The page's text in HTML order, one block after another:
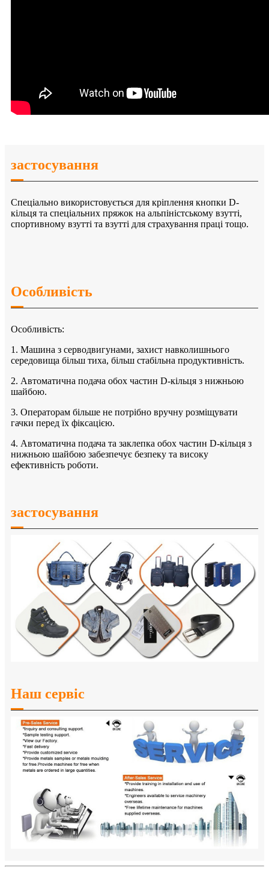
застосування
Спеціально використовується для кріплення кнопки D-
кільця та спеціальних пряжок на альпіністському взутті,
спортивному взутті та взутті для страхування праці тощо.
Особливість
Особливість:
1. Машина з серводвигунами, захист навколишнього
середовища більш тиха, більш стабільна продуктивність.
2. Автоматична подача обох частин D-кільця з нижньою
шайбою.
3. Операторам більше не потрібно вручну розміщувати
гачки перед їх фіксацією.
4. Автоматична подача та заклепка обох частин D-кільця з
нижньою шайбою забезпечує безпеку та високу
ефективність роботи.
застосування
Наш сервіс